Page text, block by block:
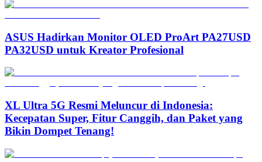
ASUS Hadirkan Monitor OLED ProArt PA27USD
PA32USD untuk Kreator Profesional
XL Ultra 5G Resmi Meluncur di Indonesia:
Kecepatan Super, Fitur Canggih, dan Paket yang
Bikin Dompet Tenang!